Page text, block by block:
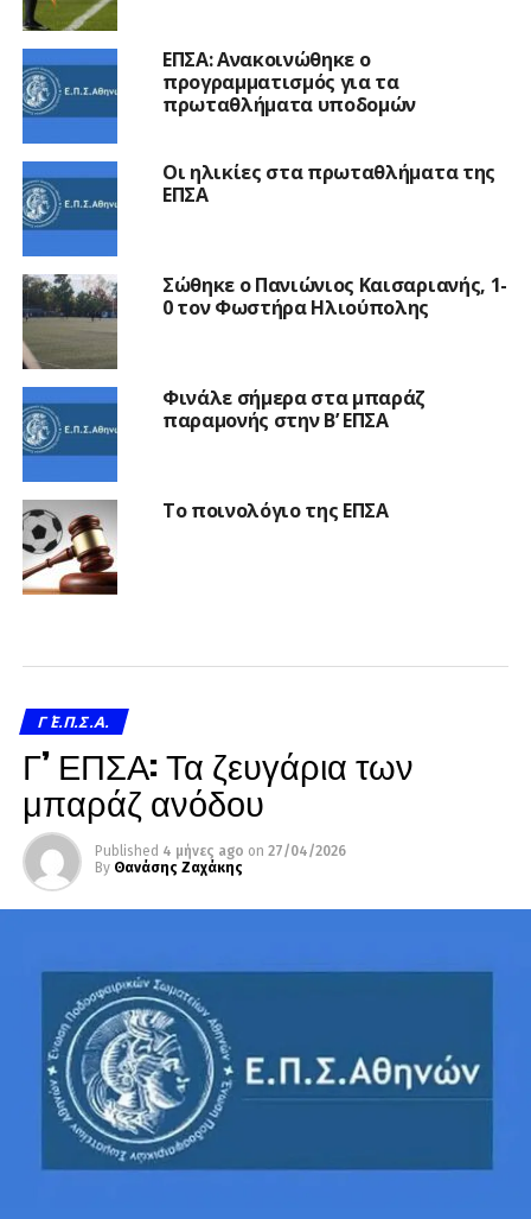
ΕΠΣΑ: Ανακοινώθηκε ο
προγραμματισμός για τα
πρωταθλήματα υποδομών
Οι ηλικίες στα πρωταθλήματα της
ΕΠΣΑ
Σώθηκε ο Πανιώνιος Καισαριανής, 1-
0 τον Φωστήρα Ηλιούπολης
Φινάλε σήμερα στα μπαράζ
παραμονής στην Β’ ΕΠΣΑ
Το ποινολόγιο της ΕΠΣΑ
Γ΄ Ε.Π.Σ.Α.
Γ’ ΕΠΣΑ: Τα ζευγάρια των
μπαράζ ανόδου
Published 4 μήνες ago on 27/04/2026
By Θανάσης Ζαχάκης